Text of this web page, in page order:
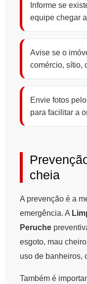
Informe se
equipe chegar
Avise se o
comércio, sítio,
Envie fotos
para facilitar a
cheia
A prevenção é a
emergência. A
Peruche
esgoto, mau
uso de banheiros,
Também é